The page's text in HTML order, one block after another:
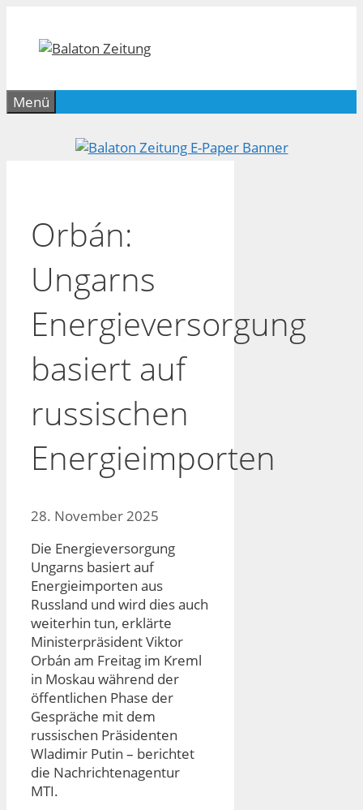
springen
Menü
Orbán:
Ungarns
Energieversorgung
basiert auf
russischen
Energieimporten
28. November 2025
Die Energieversorgung
Ungarns basiert auf
Energieimporten aus
Russland und wird dies auch
weiterhin tun, erklärte
Ministerpräsident Viktor
Orbán am Freitag im Kreml
in Moskau während der
öffentlichen Phase der
Gespräche mit dem
russischen Präsidenten
Wladimir Putin – berichtet
die Nachrichtenagentur
MTI.